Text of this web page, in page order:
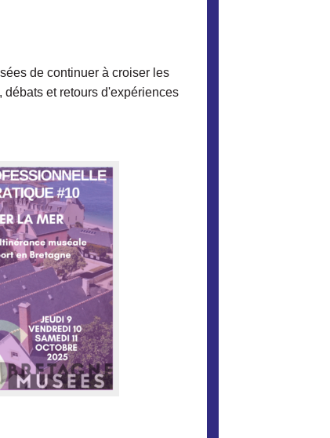
de continuer à croiser les
et retours d'expériences